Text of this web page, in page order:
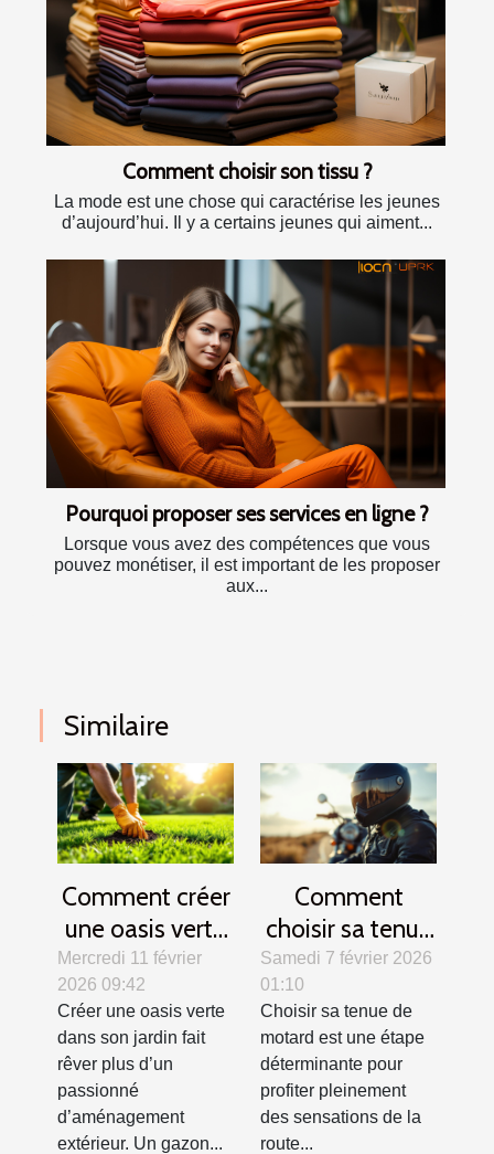
Comment choisir son tissu ?
La mode est une chose qui caractérise les jeunes
d’aujourd’hui. Il y a certains jeunes qui aiment...
Pourquoi proposer ses services en ligne ?
Lorsque vous avez des compétences que vous
pouvez monétiser, il est important de les proposer
aux...
Similaire
Comment créer
une oasis verte
? Secrets d'un
gazon parfait
Mercredi 11 février
2026 09:42
Créer une oasis verte
dans son jardin fait
rêver plus d’un
passionné
d’aménagement
extérieur. Un gazon...
Comment
choisir sa tenue
de motard pour
allier confort et
sécurité ?
Samedi 7 février 2026
01:10
Choisir sa tenue de
motard est une étape
déterminante pour
profiter pleinement
des sensations de la
route...